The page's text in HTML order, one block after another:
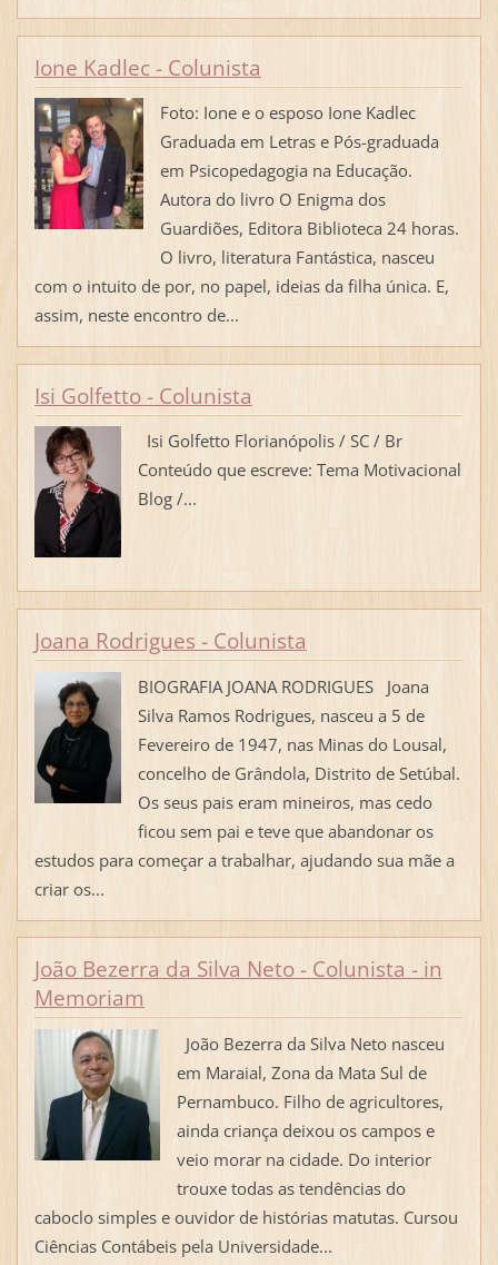
Ione Kadlec - Colunista
Foto: Ione e o esposo Ione Kadlec
Graduada em Letras e Pós-graduada
em Psicopedagogia na Educação.
Autora do livro O Enigma dos
Guardiões, Editora Biblioteca 24 horas.
O livro, literatura Fantástica, nasceu
com o intuito de por, no papel, ideias da filha única. E,
assim, neste encontro de...
Isi Golfetto - Colunista
Isi Golfetto Florianópolis / SC / Br
Conteúdo que escreve: Tema Motivacional
Blog /...
Joana Rodrigues - Colunista
BIOGRAFIA JOANA RODRIGUES Joana
Silva Ramos Rodrigues, nasceu a 5 de
Fevereiro de 1947, nas Minas do Lousal,
concelho de Grândola, Distrito de Setúbal.
Os seus pais eram mineiros, mas cedo
ficou sem pai e teve que abandonar os
estudos para começar a trabalhar, ajudando sua mãe a
criar os...
João Bezerra da Silva Neto - Colunista - in
Memoriam
João Bezerra da Silva Neto nasceu
em Maraial, Zona da Mata Sul de
Pernambuco. Filho de agricultores,
ainda criança deixou os campos e
veio morar na cidade. Do interior
trouxe todas as tendências do
caboclo simples e ouvidor de histórias matutas. Cursou
Ciências Contábeis pela Universidade...